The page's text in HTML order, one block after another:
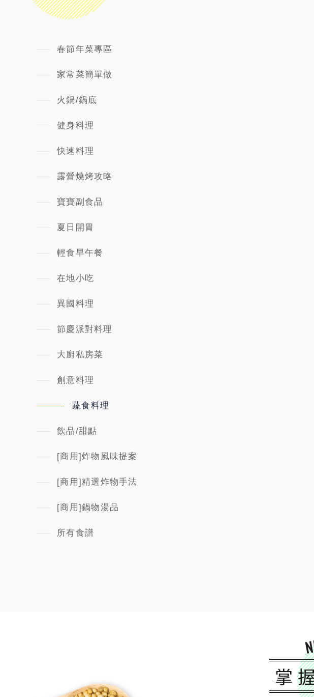
春節年菜專區
家常菜簡單做
火鍋/鍋底
健身料理
快速料理
露營燒烤攻略
寶寶副食品
夏日開胃
輕食早午餐
在地小吃
異國料理
節慶派對料理
大廚私房菜
創意料理
蔬食料理
飲品/甜點
[商用]炸物風味提案
[商用]精選炸物手法
[商用]鍋物湯品
所有食譜
掌